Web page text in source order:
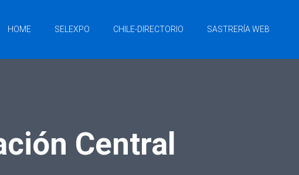
HOME SELEXPO CHILE-DIRECTORIO SASTRERÍA WEB
Central